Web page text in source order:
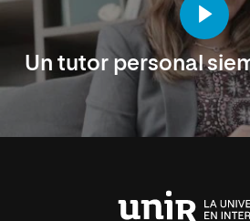
Un tutor personal